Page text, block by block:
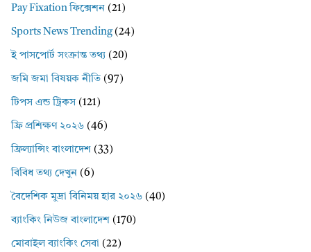
Pay Fixation ফিক্সেশন (21)
Sports News Trending(24)
ই পাসপোর্ট সংক্রান্ত তথ্য (20)
জমি জমা বিষয়ক নীতি (97)
টিপস এন্ড ট্রিকস (121)
ফ্রি প্রশিক্ষণ ২০২৬ (46)
ফ্রিল্যান্সিং বাংলাদেশ (33)
বিবিধ তথ্য দেখুন (6)
বৈদেশিক মুদ্রা বিনিময় হার ২০২৬ (40)
ব্যাংকিং নিউজ বাংলাদেশ (170)
মোবাইল ব্যাংকিং সেবা (22)